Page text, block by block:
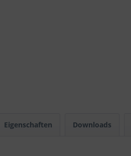
Eigenschaften Downloads